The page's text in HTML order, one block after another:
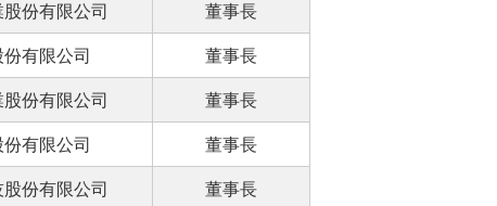
份有限公司 董事長
有限公司 董事長
份有限公司 董事長
有限公司 董事長
份有限公司 董事長